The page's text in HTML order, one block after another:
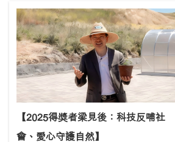
【2025得奬者梁見後：科技反哺社
會、愛心守護自然】